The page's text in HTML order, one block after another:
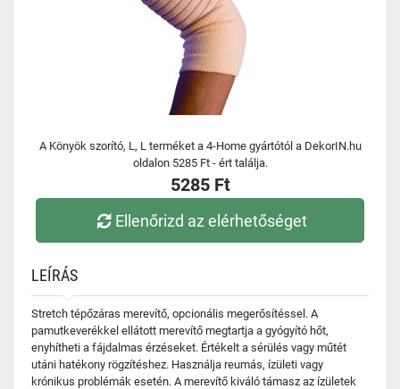
A Könyök szorító, L, L terméket a 4-Home gyártótól a DekorIN.hu
oldalon 5285 Ft - ért találja.
5285 Ft
Ellenőrizd az elérhetőséget
LEÍRÁS
Stretch tépőzáras merevítő, opcionális megerősítéssel. A
pamutkeverékkel ellátott merevítő megtartja a gyógyító hőt,
enyhítheti a fájdalmas érzéseket. Értékelt a sérülés vagy műtét
utáni hatékony rögzítéshez. Használja reumás, ízületi vagy
krónikus problémák esetén. A merevítő kiváló támasz az ízületek